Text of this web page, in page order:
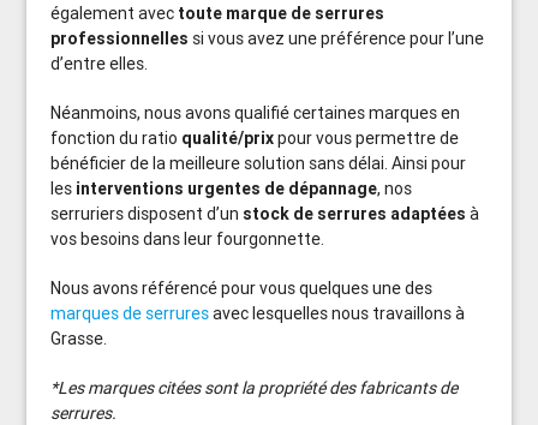
également avec toute marque de serrures
professionnelles si vous avez une préférence pour l’une
d’entre elles.
Néanmoins, nous avons qualifié certaines marques en
fonction du ratio qualité/prixpour vous permettre de
bénéficier de la meilleure solution sans délai. Ainsi pour
les interventions urgentes de dépannage, nos
serruriers disposent d’un stock de serrures adaptées à
vos besoins dans leur fourgonnette.
Nous avons référencé pour vous quelques une des
marques de serruresavec lesquelles nous travaillons à
Grasse.
*Les marques citées sont la propriété des fabricants de
serrures.